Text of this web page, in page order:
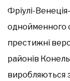
Фріулі-
однойменного
престижні
районів
виробляються